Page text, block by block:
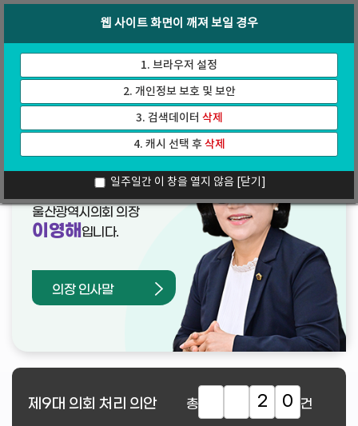
가
기
인터넷방송
웹 사이트 화면이 깨져 보일 경우
1. 브라우저 설정
2. 개인정보 보호 및 보안
3. 검색데이터 삭제
4. 캐시 선택 후삭제
일주일간 이 창을 열지 않음 [닫기]
열린의장실
울산광역시의회 의장
이영해 입니다.
의장 인사말
제9대 의회 처리 의안 총 2 0 건